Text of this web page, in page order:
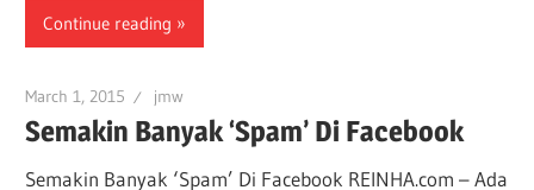
Continue reading
March 1, 2015 jmw
Semakin Banyak ‘Spam’ Di Facebook
Semakin Banyak ‘Spam’ Di Facebook REINHA.com – Ada